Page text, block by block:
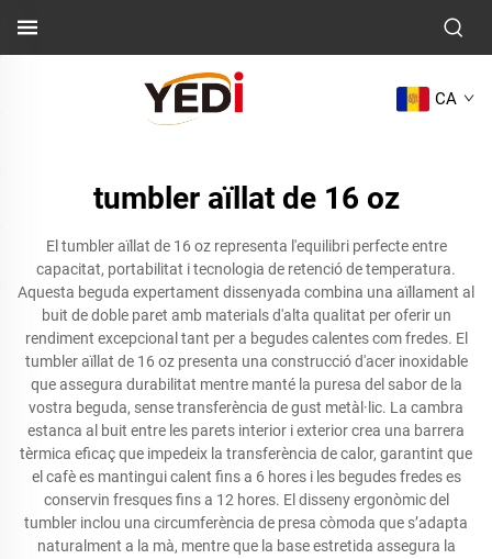
CA
tumbler aïllat de 16 oz
El tumbler aïllat de 16 oz representa l'equilibri perfecte entre
capacitat, portabilitat i tecnologia de retenció de temperatura.
Aquesta beguda expertament dissenyada combina una aïllament al
buit de doble paret amb materials d'alta qualitat per oferir un
rendiment excepcional tant per a begudes calentes com fredes. El
tumbler aïllat de 16 oz presenta una construcció d'acer inoxidable
que assegura durabilitat mentre manté la puresa del sabor de la
vostra beguda, sense transferència de gust metàl·lic. La cambra
estanca al buit entre les parets interior i exterior crea una barrera
tèrmica eficaç que impedeix la transferència de calor, garantint que
el cafè es mantingui calent fins a 6 hores i les begudes fredes es
conservin fresques fins a 12 hores. El disseny ergonòmic del
tumbler inclou una circumferència de presa còmoda que s’adapta
naturalment a la mà, mentre que la base estretida assegura la